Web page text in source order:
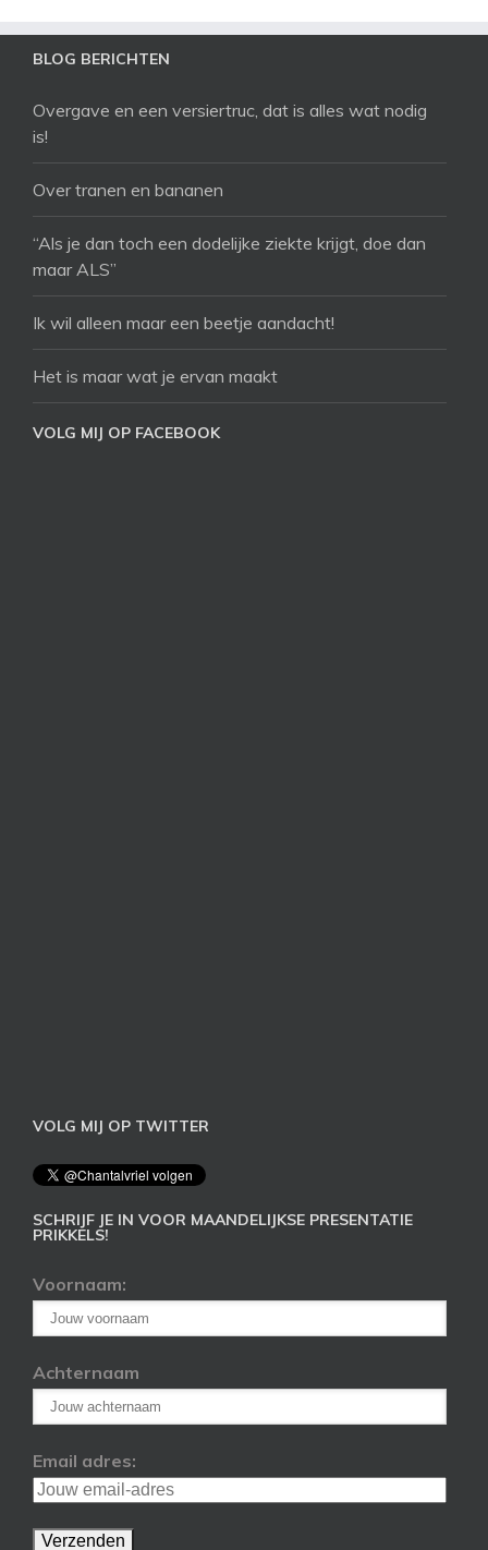
BLOG BERICHTEN
Overgave en een versiertruc, dat is alles wat nodig
is!
Over tranen en bananen
“Als je dan toch een dodelijke ziekte krijgt, doe dan
maar ALS”
Ik wil alleen maar een beetje aandacht!
Het is maar wat je ervan maakt
VOLG MIJ OP FACEBOOK
VOLG MIJ OP TWITTER
SCHRIJF JE IN VOOR MAANDELIJKSE PRESENTATIE
PRIKKELS!
Voornaam:
Achternaam
Email adres: